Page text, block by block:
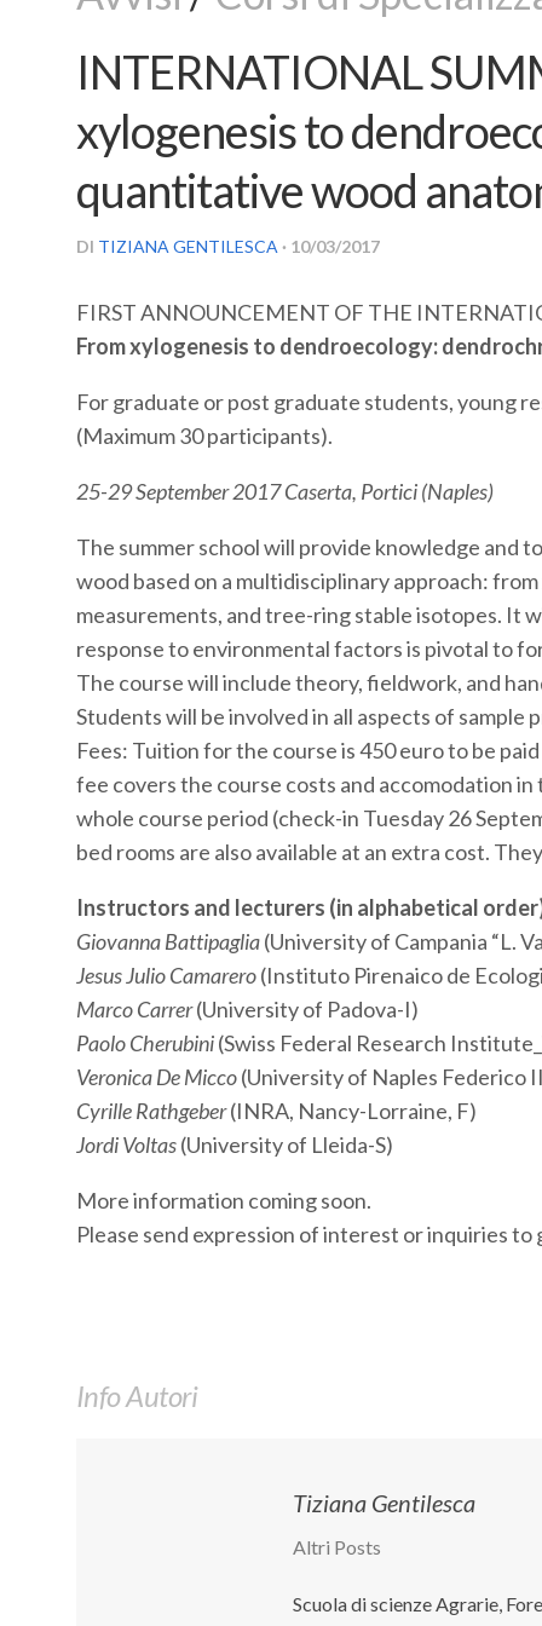
INTERNATIONAL
xylogenesis to
quantitative wood
DI TIZIANA GENTILESCA · 10/03/2017
FIRST ANNOUNCEMENT OF THE
From xylogenesis to dendroecology:
For graduate or post graduate students, young
(Maximum 30 participants).
25-29 September 2017 Caserta, Portici (Naples)
The summer school will provide knowledge and
wood based on a multidisciplinary approach:
measurements, and tree-ring stable isotopes. It
response to environmental factors is pivotal to
The course will include theory, fieldwork, and
Students will be involved in all aspects of sample
Fees: Tuition for the course is 450 euro to be
fee covers the course costs and accomodation
whole course period (check-in Tuesday 26
bed rooms are also available at an extra cost.
Instructors and lecturers (in alphabetical
Giovanna Battipaglia(University of Campania “L.
Jesus Julio Camarero(Instituto Pirenaico de
Marco Carrer(University of Padova-I)
Paolo Cherubini(Swiss Federal Research
Veronica De Micco(University of Naples Federico
Cyrille Rathgeber(INRA, Nancy-Lorraine, F)
Jordi Voltas(University of Lleida-S)
More information coming soon.
Please send expression of interest or inquiries
Info Autori
Tiziana Gentilesca
Altri Posts
Scuola di scienze Agrarie,